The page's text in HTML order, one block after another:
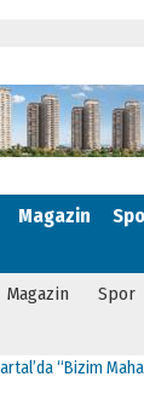
Magazin
Magazin Spor
“Bizim Mahalle